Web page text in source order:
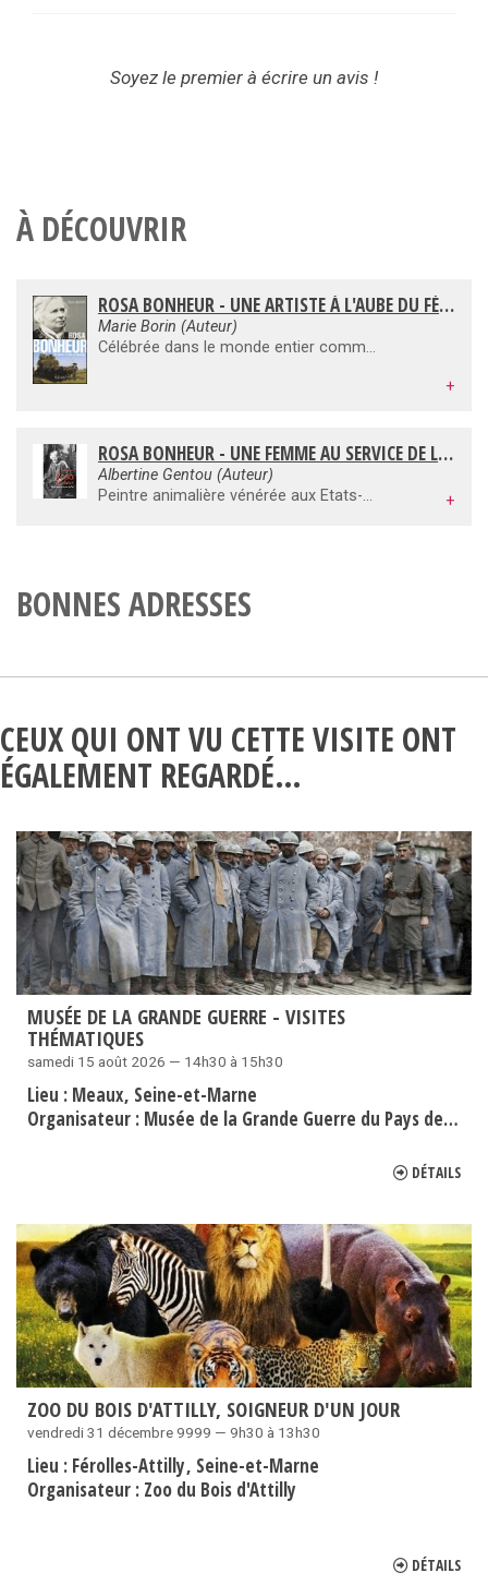
Soyez le premier à écrire un avis !
À DÉCOUVRIR
ROSA BONHEUR - UNE ARTISTE À L'AUBE DU FÉMINISME
Marie Borin (Auteur)
Célébrée dans le monde entier comme la plus grande peintre animalière de son temps, Rosa Bonheur (1822-1899) fut la première artiste à recevoir la croix de la Légion d'honneur grâce à l'impératrice Eugénie, et la première femme à recevoir la rosette grâce au président de la République, Sadi Carnot. Dans un siècle qui considérait les femmes comme des mineures ou des incapables en Droit et en capacités, les assujettissant à un père, un frère ou un mari, leur interdisant l'accès au savoir et à toutes formes de pouvoir, y compris celui de gagner décemment leur vie, Rosa Bonheur se jura de « relever la femme ». Composée à partir de journaux, de correspondances inédites, de témoignages laissés par les proches de Rosa Bonheur, cette biographie est la première à faire entendre au plus près la voix de l'artiste avec sa véritable personnalité, jusqu'ici souvent masquée par des témoignages approximatifs.
+
ROSA BONHEUR - UNE FEMME AU SERVICE DE L'ART
Albertine Gentou (Auteur)
Peintre animalière vénérée aux États-Unis, en Angleterre et dans le monde entier, respectée mais également fort critiquée en France, Rosa Bonheur (1822-1899) a vécu comme elle l’entendait. Dans la transparence. Libre. Autonome. Affranchie de toute étiquette. Partisane du réalisme académique, pionnière du féminisme, homosexuelle présumée alors qu’elle se défendait de l’être, Rosa Bonheur s’est consacrée à son art et à la « sainte mission d’élever la femme ». En s’inspirant du récit de Rosa Bonheur confié sur le vif à son amie Anna Klumpke, Albertine Gentou s’est lancée dans la rédaction, à la première personne, des mémoires librement adaptés de cette femme d’exception.
+
BONNES ADRESSES
CEUX QUI ONT VU CETTE VISITE ONT
ÉGALEMENT REGARDÉ…
MUSÉE DE LA GRANDE GUERRE - VISITES
THÉMATIQUES
samedi 15 août 2026 — 14h30 à 15h30
Lieu : Meaux Seine-et-Marne
Organisateur : Musée de la Grande Guerre du Pays de Meaux
DÉTAILS
ZOO DU BOIS D'ATTILLY, SOIGNEUR D'UN JOUR
vendredi 31 décembre 9999 — 9h30 à 13h30
Lieu : Férolles-Attilly Seine-et-Marne
Organisateur : Zoo du Bois d'Attilly
DÉTAILS